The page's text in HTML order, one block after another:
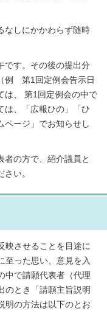
なしにかかわらず随時
です。その後の提出分
例 第1回定例会告示日
は、 第1回定例会の中で
は、「広報ひの」「ひ
ページ」でお知らせし
者の方で、紹介議員と
い。
映させることを目途に
至った思い、意見を入
中で請願代表者（代理
のとき「請願主旨説明
明の方法は以下のとお